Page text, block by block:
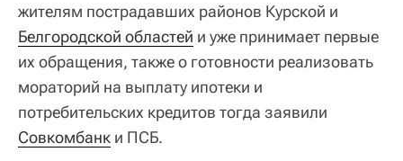
жителям пострадавших районов Курской и
Белгородской областей и уже принимает первые
их обращения, также о готовности реализовать
мораторий на выплату ипотеки и
потребительских кредитов тогда заявили
Совкомбанк и ПСБ.